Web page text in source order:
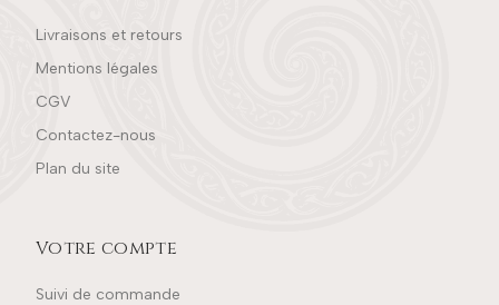
Livraisons et retours
Mentions légales
CGV
Contactez-nous
Plan du site
Votre compte
Suivi de commande